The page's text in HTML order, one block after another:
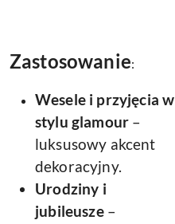
Zastosowanie:
Wesele i przyjęcia w
stylu glamour –
luksusowy akcent
dekoracyjny.
Urodziny i
jubileusze–